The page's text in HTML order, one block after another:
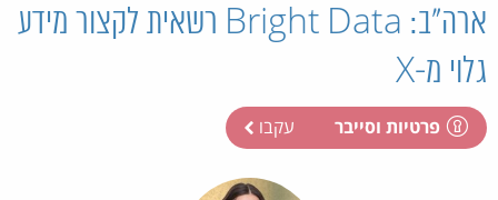
ארה"ב: Bright Data רשאית לקצור מידע
גלוי מ-X
פרטיות וסייבר עקבו